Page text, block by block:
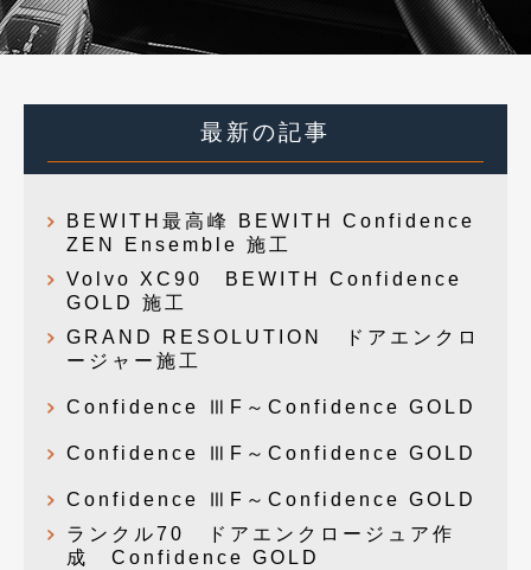
最新の記事
BEWITH最高峰 BEWITH Confidence
ZEN Ensemble 施工
Volvo XC90 BEWITH Confidence
GOLD 施工
GRAND RESOLUTION ドアエンクロ
ージャー施工
Confidence ⅢF～Confidence GOLD
Confidence ⅢF～Confidence GOLD
Confidence ⅢF～Confidence GOLD
ランクル70 ドアエンクロージュア作
成 Confidence GOLD